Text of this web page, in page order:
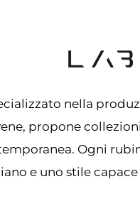
nella
propone
Ogni
e uno stile